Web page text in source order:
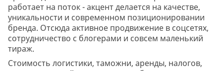
работает на поток - акцент делается на качестве,
уникальности и современном позиционировании
бренда. Отсюда активное продвижение в соцсетях,
сотрудничество с блогерами и совсем маленький
тираж.
Стоимость логистики, таможни, аренды, налогов,